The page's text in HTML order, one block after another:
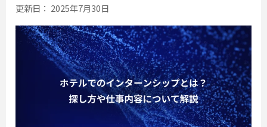
更新日： 2025年7月30日